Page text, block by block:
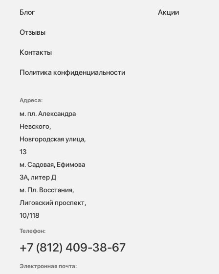
Блог
Отзывы
Контакты
Политика конфиденциальности
Акции
Адреса:
м. пл. Александра
Невского,
Новгородская улица,
13
м. Садовая, Ефимова
3А, литер Д
м. Пл. Восстания,
Лиговский проспект,
10/118
Телефон:
+7 (812) 409-38-67
Электронная почта: